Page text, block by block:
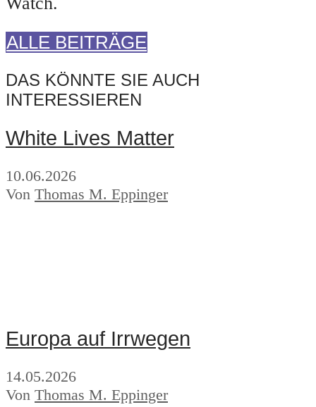
ALLE BEITRÄGE
DAS KÖNNTE SIE AUCH
INTERESSIEREN
White Lives Matter
10.06.2026
Von Thomas M. Eppinger
Europa auf Irrwegen
14.05.2026
Von Thomas M. Eppinger